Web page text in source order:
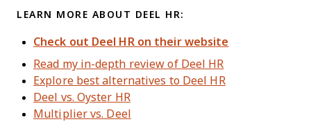
LEARN MORE ABOUT DEEL HR:
Check out Deel HR on their website
Read my in-depth review of Deel HR
Explore best alternatives to Deel HR
Deel vs. Oyster HR
Multiplier vs. Deel